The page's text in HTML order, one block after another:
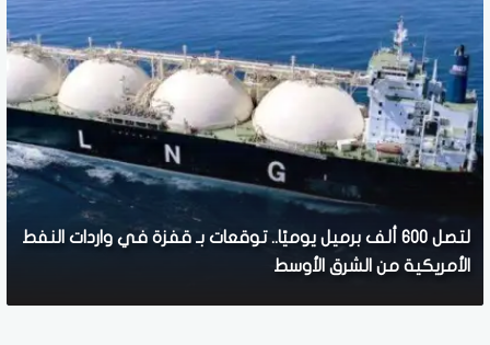
لتصل 600 ألف برميل يوميًا.. توقعات بـ قفزة في واردات النفط
الأمريكية من الشرق الأوسط